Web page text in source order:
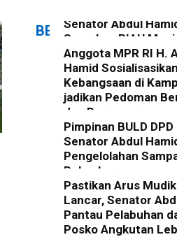
BERITA TERBARU
Senator Abdul
Suarakan RIAU
Istimewa di Senayan
redaktur - 20 Mei 2025
Anggota MPR RI H.
Hamid
Kebangsaan di
jadikan Pedoman
dan Bernegara
redaktur - 25 April 2025
Pimpinan BULD DPD
Senator Abdul
Pengelolahan
Pekanbaru
redaktur - 25 Maret 2025
Pastikan Arus
Lancar, Senator
Pantau Pelabuhan
Posko Angkutan